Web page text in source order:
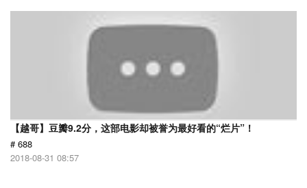
【越哥】豆瓣9.2分，这部电影却被誉为最好看的“烂片”！
# 688
2018-08-31 08:57